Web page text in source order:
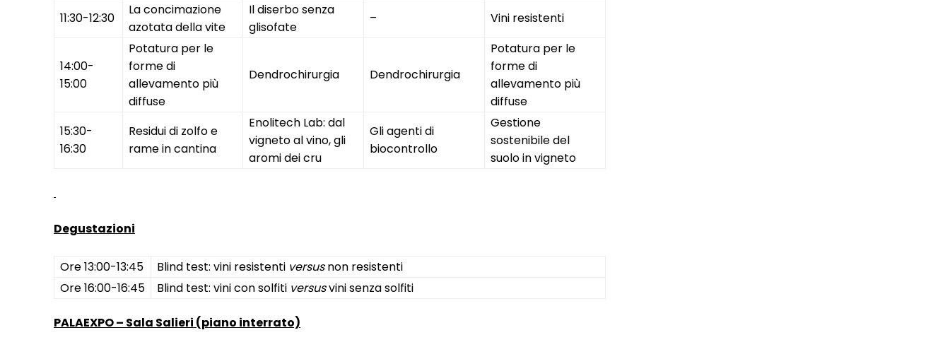
11:30-12:30
La concimazione
azotata della vite
Il diserbo senza
glisofate
– Vini resistenti
14:00-
15:00
Potatura per le
forme di
allevamento più
diffuse
Dendrochirurgia Dendrochirurgia
Potatura per le
forme di
allevamento più
diffuse
15:30-
16:30
Residui di zolfo e
rame in cantina
Enolitech Lab: dal
vigneto al vino, gli
aromi dei cru
Gli agenti di
biocontrollo
Gestione
sostenibile del
suolo in vigneto
Degustazioni
Ore 13:00-13:45 Blind test: vini resistenti versusnon resistenti
Ore 16:00-16:45
Blind test: vini con solfiti versusvini senza solfiti
PALAEXPO – Sala Salieri (piano interrato)